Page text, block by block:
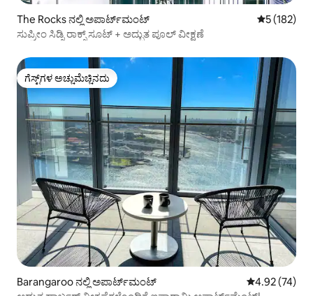
The Rocks ನಲ್ಲಿ ಅಪಾರ್ಟ್‌ಮಂಟ್ 5 ರಲ್ಲಿ 5
5 (182)
ಸುಪ್ರೀಂ ಸಿಡ್ನಿ ರಾಕ್ಸ್ ಸೂಟ್ + ಅದ್ಭುತ ಪೂಲ್ ವೀಕ್ಷಣೆ
ಗೆಸ್ಟ್‌ಗಳ ಅಚ್ಚುಮೆಚ್ಚಿನದು
ಗೆಸ್ಟ್‌ಗಳ ಅಚ್ಚುಮೆಚ್ಚಿನದು
Barangaroo ನಲ್ಲಿ ಅಪಾರ್ಟ್‌ಮಂಟ್ 5 ರಲ್ಲಿ 4.92
4.92 (74)